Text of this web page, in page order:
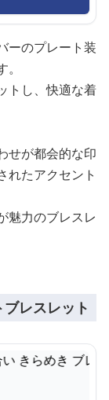
ーのプレート装
トし、快適な着
せが都会的な印
れたアクセント
魅力のブレスレ
レスレット